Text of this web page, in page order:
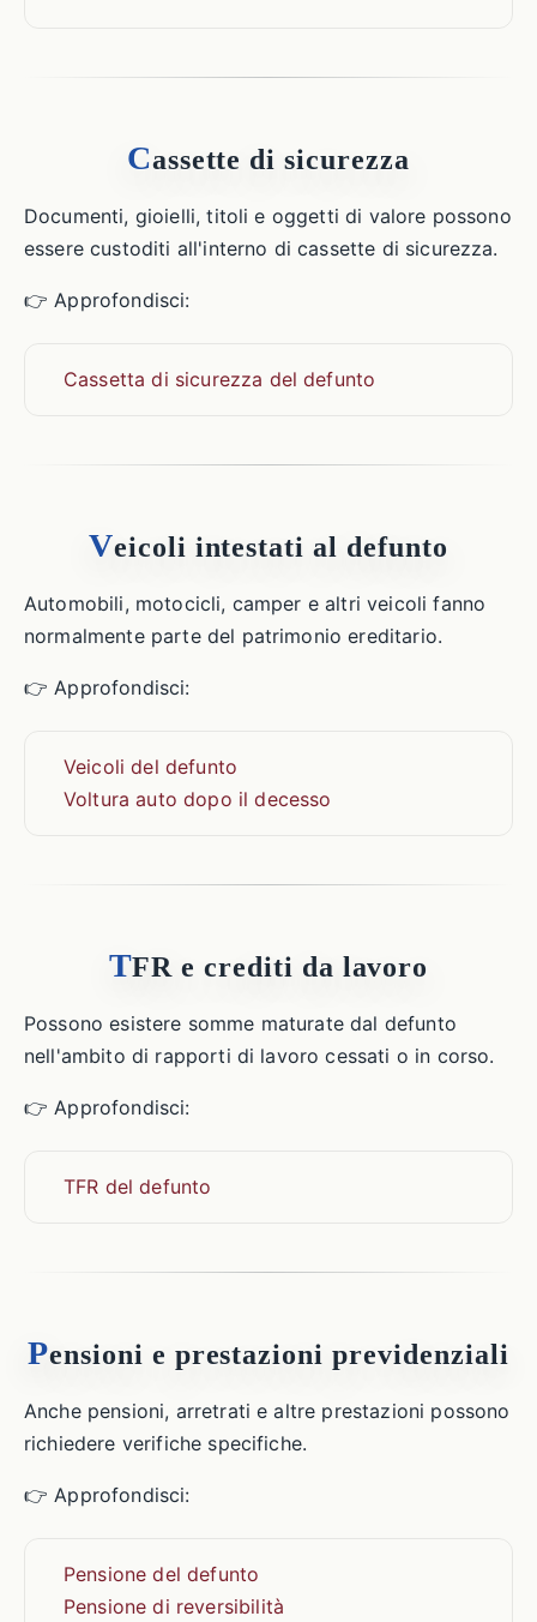
Cassette di sicurezza
Documenti, gioielli, titoli e oggetti di valore possono
essere custoditi all'interno di cassette di sicurezza.
👉 Approfondisci:
Cassetta di sicurezza del defunto
Veicoli intestati al defunto
Automobili, motocicli, camper e altri veicoli fanno
normalmente parte del patrimonio ereditario.
👉 Approfondisci:
Veicoli del defunto
Voltura auto dopo il decesso
TFR e crediti da lavoro
Possono esistere somme maturate dal defunto
nell'ambito di rapporti di lavoro cessati o in corso.
👉 Approfondisci:
TFR del defunto
Pensioni e prestazioni previdenziali
Anche pensioni, arretrati e altre prestazioni possono
richiedere verifiche specifiche.
👉 Approfondisci:
Pensione del defunto
Pensione di reversibilità